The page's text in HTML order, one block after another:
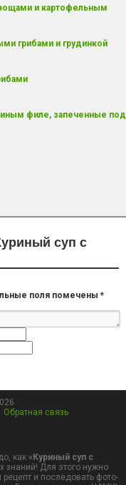
и картофельным
грибами и грудинкой
филе, запеченные под
суп с
поля помечены *
Обратная связь
как «Куриный суп с
знаний! Для этого нужно
и последовать фото-